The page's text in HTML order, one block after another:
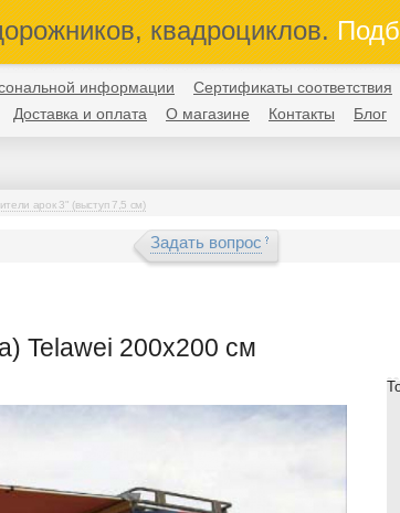
квадроциклов.
информации
Сертификаты соответствия
Доставка и оплата О магазине Контакты Блог
арок 3" (выступ 7,5 см)
Задать вопрос
Telawei 200х200 см